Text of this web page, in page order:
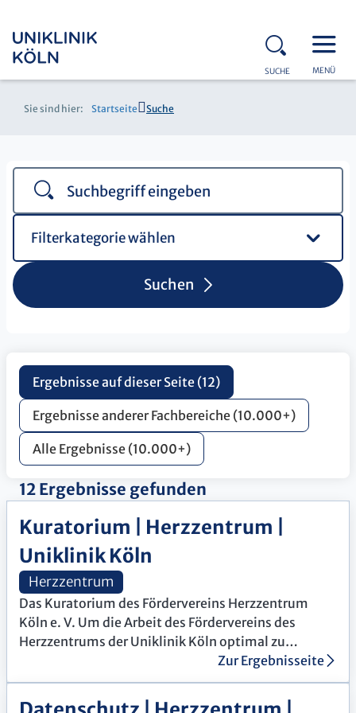
SUCHE MENÜ
Sie sind hier: Startseite Suche
Filterkategorie wählen
Suchen
Ergebnisse auf dieser Seite (12)
Ergebnisse anderer Fachbereiche (10.000+)
Alle Ergebnisse (10.000+)
12 Ergebnisse gefunden
Kuratorium | Herzzentrum |
Uniklinik Köln
Herzzentrum
Das Kuratorium des Fördervereins Herzzentrum
Köln e. V. Um die Arbeit des Fördervereins des
Herzzentrums der Uniklinik Köln optimal zu
Mitgliederversammlung am 22. Oktober 2020 eine
Neuausrichtung der Gremien. Damit verbunden war
Zur Ergebnisseite